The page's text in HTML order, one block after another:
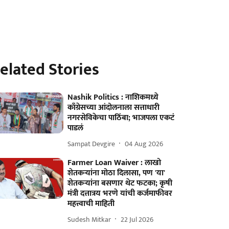
Stories
Nashik Politics : नाशिकमध्ये
काँग्रेसच्या आंदोलनाला सत्ताधारी
नगरसेविकेचा पाठिंबा; भाजपला एकटं
पाडलं
Sampat Devgire 04 Aug 2026
Farmer Loan Waiver : लाखो
शेतकऱ्यांना मोठा दिलासा, पण 'या'
शेतकऱ्यांना बसणार थेट फटका; कृषी
मंत्री दत्तात्रय भरणे यांची कर्जमाफीवर
महत्त्वाची माहिती
Sudesh Mitkar 22 Jul 2026